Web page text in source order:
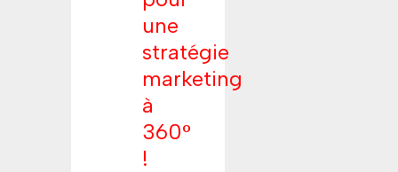
une
stratégie
marketing
à
360°
!